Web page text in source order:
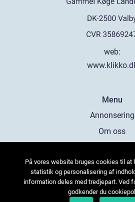
web:
Menu
Annonsering
Om oss
Kontakta oss
Sitemap
På vores website bruges cookies til at
statistik og personalisering af
information deles med tredjepart. Ved
godkender du